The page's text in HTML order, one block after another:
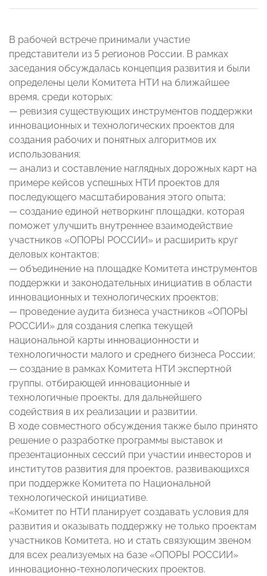
В рабочей встрече принимали участие
представители из 5 регионов России. В рамках
заседания обсуждалась концепция развития и были
определены цели Комитета НТИ на ближайшее
время, среди которых:
— ревизия существующих инструментов поддержки
инновационных и технологических проектов для
создания рабочих и понятных алгоритмов их
использования;
— анализ и составление наглядных дорожных карт на
примере кейсов успешных НТИ проектов для
последующего масштабирования этого опыта;
— создание единой нетворкинг площадки, которая
поможет улучшить внутреннее взаимодействие
участников «ОПОРЫ РОССИИ» и расширить круг
деловых контактов;
— объединение на площадке Комитета инструментов
поддержки и законодательных инициатив в области
инновационных и технологических проектов;
— проведение аудита бизнеса участников «ОПОРЫ
РОССИИ» для создания слепка текущей
национальной карты инновационности и
технологичности малого и среднего бизнеса России;
— создание в рамках Комитета НТИ экспертной
группы, отбирающей инновационные и
технологичные проекты, для дальнейшего
содействия в их реализации и развитии.
В ходе совместного обсуждения также было принято
решение о разработке программы выставок и
презентационных сессий при участии инвесторов и
институтов развития для проектов, развивающихся
при поддержке Комитета по Национальной
технологической инициативе.
«Комитет по НТИ планирует создавать условия для
развития и оказывать поддержку не только проектам
участников Комитета, но и стать связующим звеном
для всех реализуемых на базе «ОПОРЫ РОССИИ»
инновационно-технологических проектов.